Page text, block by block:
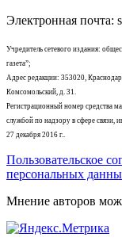
Электронная почта:
Учредитель сетевого издания:
газета”;
Адрес редакции: 353020,
Комсомольский, д. 31.
Регистрационный номер средства
службой по надзору в сфере
27 декабря 2016 г..
Пользовательское
персональных
Мнение авторов